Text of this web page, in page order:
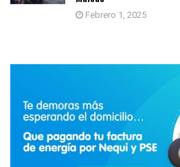
Febrero 1, 2025